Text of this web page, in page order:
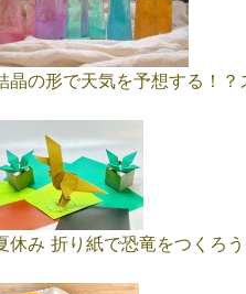
晶の形で天気を予想する！？
休み 折り紙で恐竜をつくろう